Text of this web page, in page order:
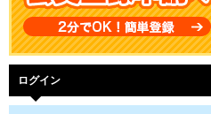
ログイン